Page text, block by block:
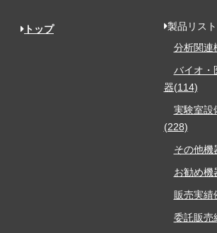
トップ
製品リスト
分析関連
バイオ・
器(114)
実験室設
(228)
その他機
お勧め機
販売実績
委託販売